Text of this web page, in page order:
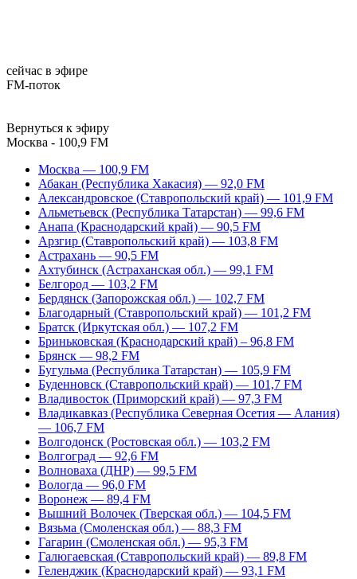
сейчас в эфире
FM-поток
Вернуться к эфиру
Москва - 100,9 FM
Москва — 100,9 FM
Абакан (Республика Хакасия) — 92,0 FM
Александровское (Ставропольский край) — 101,9 FM
Альметьевск (Республика Татарстан) — 99,6 FM
Анапа (Краснодарский край) — 90,5 FM
Арзгир (Ставропольский край) — 103,8 FM
Астрахань — 90,5 FM
Ахтубинск (Астраханская обл.) — 99,1 FM
Белгород — 103,2 FM
Бердянск (Запорожская обл.) — 102,7 FM
Благодарный (Ставропольский край) — 101,2 FM
Братск (Иркутская обл.) — 107,2 FM
Бриньковская (Краснодарский край) – 96,8 FM
Брянск — 98,2 FM
Бугульма (Республика Татарстан) — 105,9 FM
Буденновск (Ставропольский край) — 101,7 FM
Владивосток (Приморский край) — 97,3 FM
Владикавказ (Республика Северная Осетия — Алания)
— 106,7 FM
Волгодонск (Ростовская обл.) — 103,2 FM
Волгоград — 92,6 FM
Волноваха (ДНР) — 99,5 FM
Вологда — 96,0 FM
Воронеж — 89,4 FM
Вышний Волочек (Тверская обл.) — 104,5 FM
Вязьма (Смоленская обл.) — 88,3 FM
Гагарин (Смоленская обл.) — 95,3 FM
Галюгаевская (Ставропольский край) — 89,8 FM
Геленджик (Краснодарский край) — 93,1 FM